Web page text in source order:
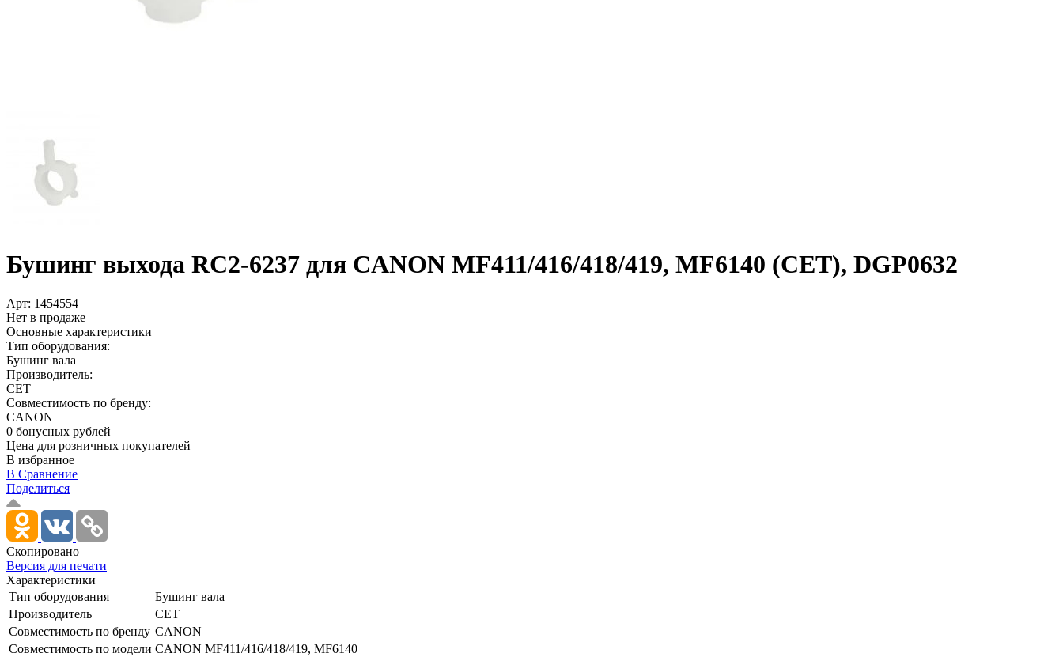
Бушинг выхода RC2-6237 для CANON MF411/­416/­418/­419, MF6140 (CET), DGP0632
Арт: 1454554
Нет в продаже
Основные характеристики
Тип оборудования:
Бушинг вала
Производитель:
CET
Совместимость по бренду:
CANON
0 бонусных рублей
Цена для розничных покупателей
В избранное
В Сравнение
Поделиться
Скопировано
Версия для печати
Характеристики
Тип оборудования
Бушинг вала
Производитель
CET
Совместимость по бренду CANON
Совместимость по модели CANON MF411/­416/­418/­419, MF6140